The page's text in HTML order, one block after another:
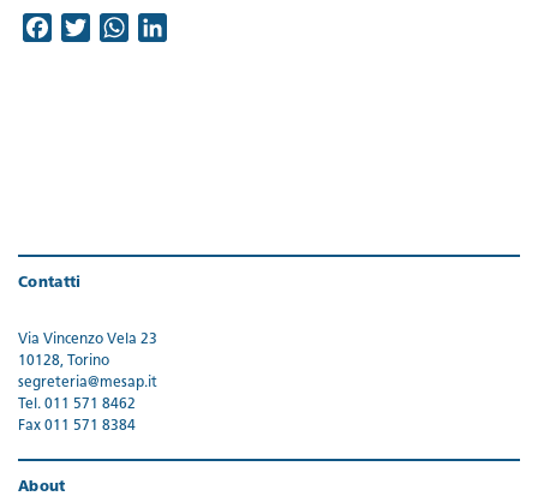
FacebookTwitterWhatsApp
Contatti
Via Vincenzo Vela 23
10128, Torino
segreteria@mesap.it
Tel. 011 571 8462
Fax 011 571 8384
About